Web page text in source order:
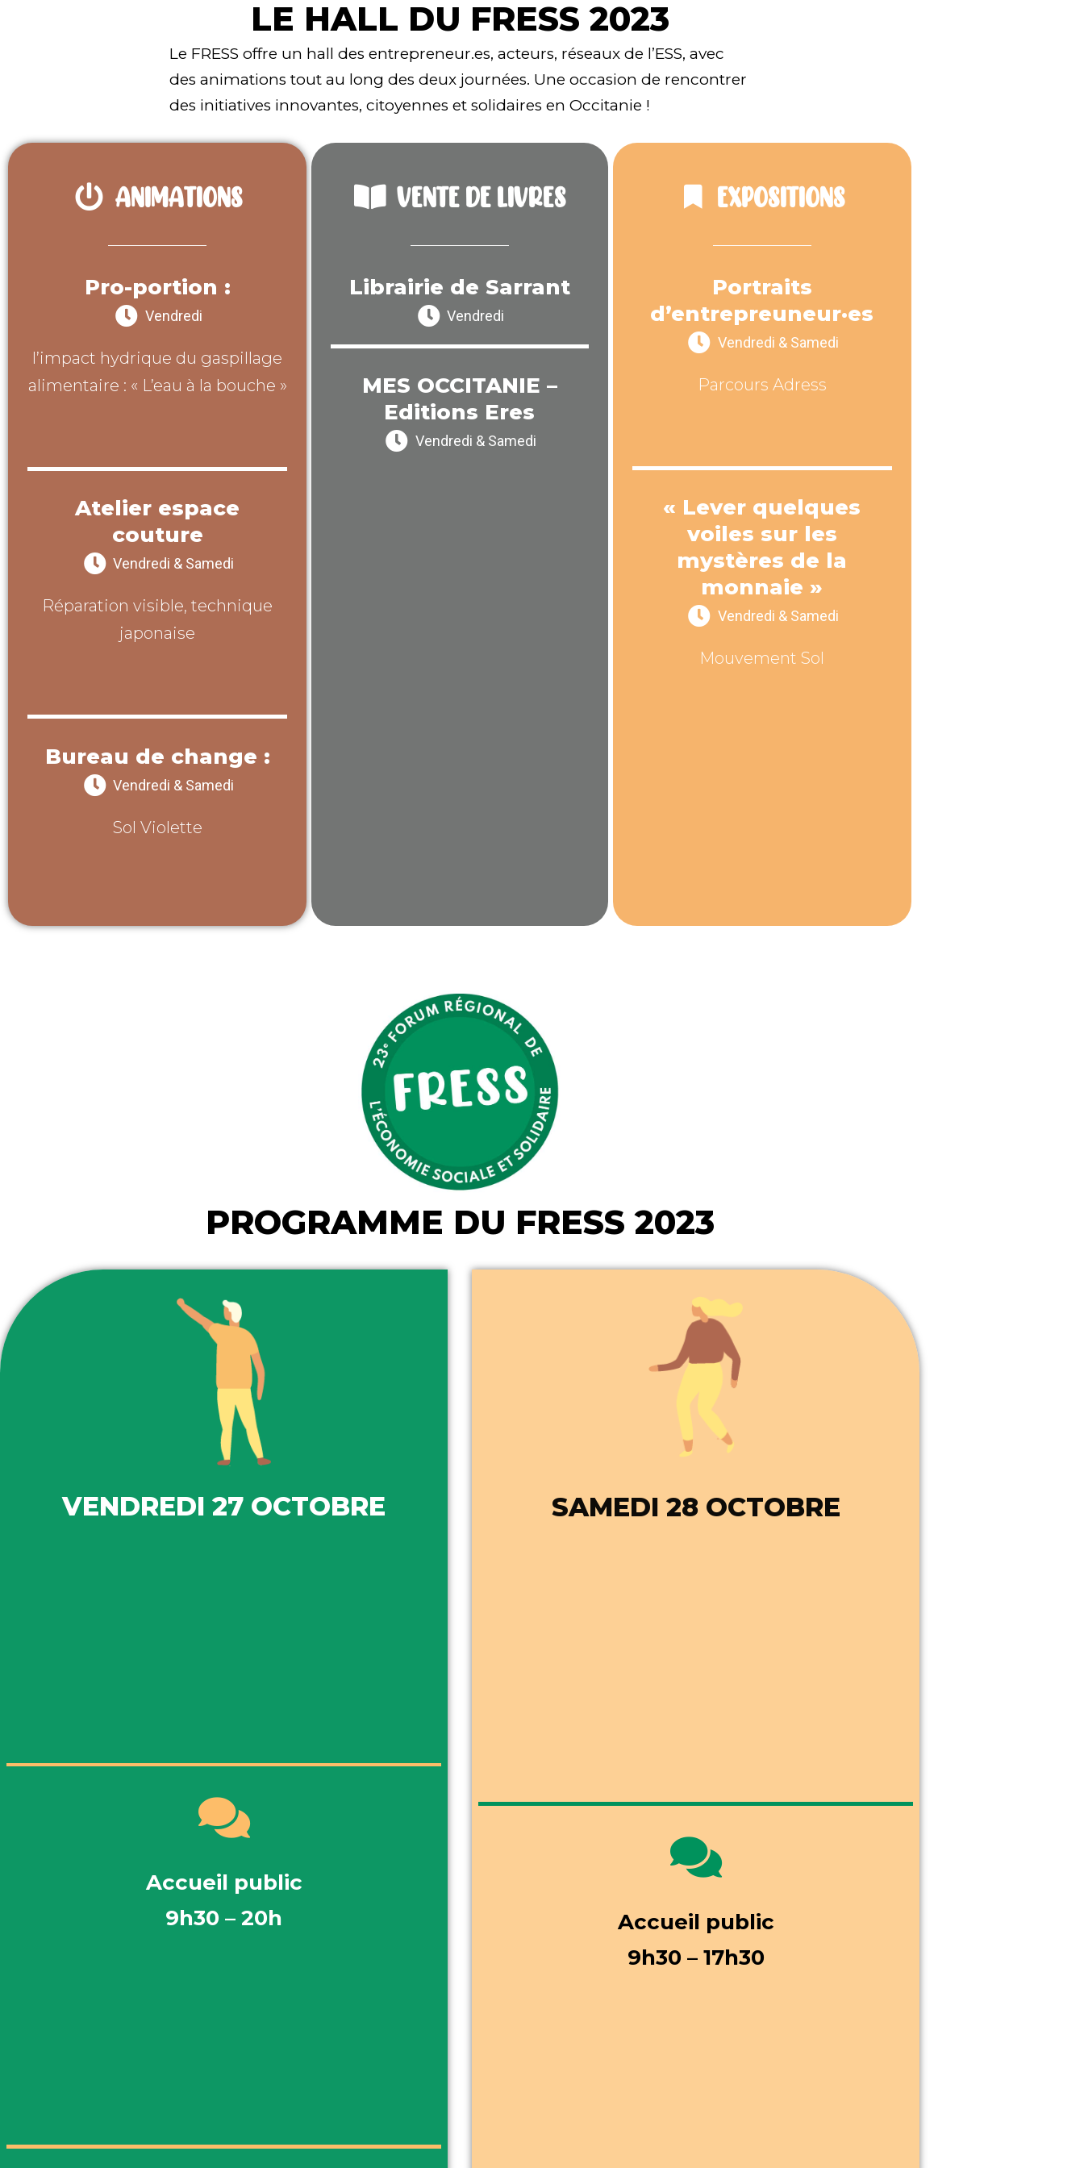
LE HALL DU FRESS 2023
Le FRESS offre un hall des entrepreneur.es, acteurs, réseaux de l’ESS, avec
des animations tout au long des deux journées. Une occasion de rencontrer
des initiatives innovantes, citoyennes et solidaires en Occitanie !
ANIMATIONS
Pro-portion :
Vendredi
l’impact hydrique du gaspillage
alimentaire : « L’eau à la bouche »
Atelier espace
couture
Vendredi & Samedi
Réparation visible, technique
japonaise
Bureau de change :
Vendredi & Samedi
Sol Violette
VENTE DE LIVRES
Librairie de Sarrant
Vendredi
MES OCCITANIE –
Editions Eres
Vendredi & Samedi
EXPOSITIONS
Portraits
d’entrepreuneur·es
Vendredi & Samedi
Parcours Adress
« Lever quelques
voiles sur les
mystères de la
monnaie »
Vendredi & Samedi
Mouvement Sol
PROGRAMME DU FRESS 2023
VENDREDI 27 OCTOBRE
Accueil public
9h30 – 20h
SAMEDI 28 OCTOBRE
Accueil public
9h30 – 17h30